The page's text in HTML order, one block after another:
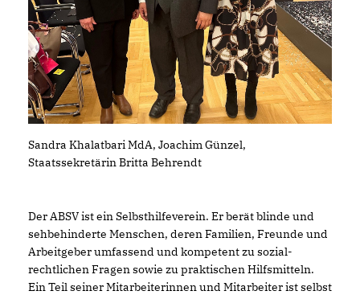
Sandra Khalatbari MdA, Joachim Günzel,
Staatssekretärin Britta Behrendt
Der ABSV ist ein Selbsthilfe­verein. Er berät blinde und
sehbehinderte Menschen, deren Familien, Freunde und
Arbeit­geber umfassend und kompetent zu sozial­
rechtlichen Fragen sowie zu praktischen Hilfsmitteln.
Ein Teil seiner Mitarbeiterinnen und Mitarbeiter ist selbst